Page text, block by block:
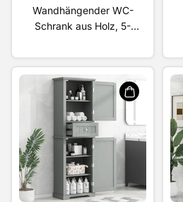
Wandhängender WC-
Schrank aus Holz, 5-
Schrank mit
verstellbarer Tür, weiß